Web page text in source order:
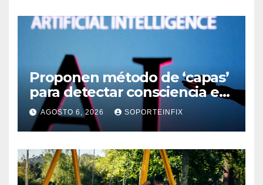
Proponen método de ‘capas’
para detectar consciencia en
humanos e ingenios
artificiales
AGOSTO 6, 2026 SOPORTEINFIX